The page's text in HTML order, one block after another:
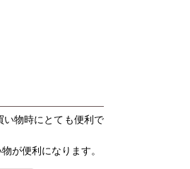
い物時にとても便利で
が便利になります。